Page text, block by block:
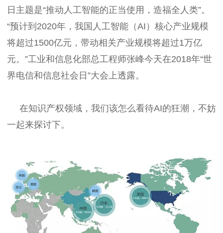
日主题是“推动人工智能的正当使用，造福全人类”。
“预计到2020年，我国人工智能（AI）核心产业规模
将超过1500亿元，带动相关产业规模将超过1万亿
元。”工业和信息化部总工程师张峰今天在2018年“世
界电信和信息社会日”大会上透露。
在知识产权领域，我们该怎么看待AI的狂潮，不妨
一起来探讨下。